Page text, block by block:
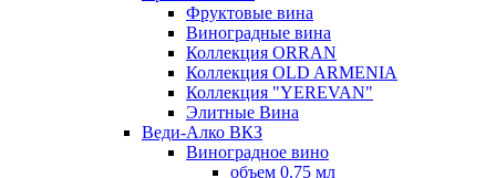
Фруктовые вина
Виноградные вина
Коллекция ORRAN
Коллекция OLD ARMENIA
Коллекция "YEREVAN"
Элитные Вина
Веди-Алко ВКЗ
Виноградное вино
объем 0.75 мл